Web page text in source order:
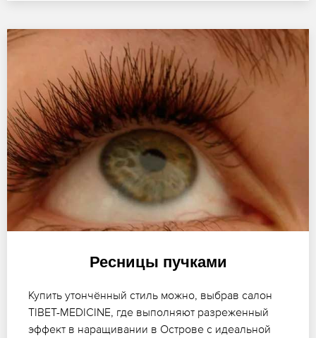
Ресницы пучками
Купить утончённый стиль можно, выбрав салон
TIBET-MEDICINE, где выполняют разреженный
эффект в наращивании в Острове с идеальной